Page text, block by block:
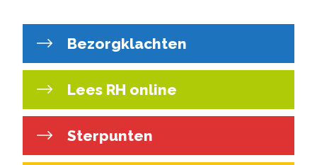
Bezorgklachten
Lees RH online
Sterpunten